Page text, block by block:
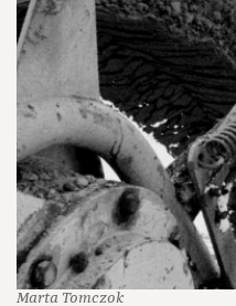
Marta Tomczok